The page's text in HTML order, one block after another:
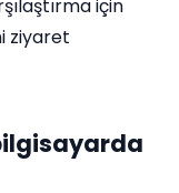
için
ziyaret